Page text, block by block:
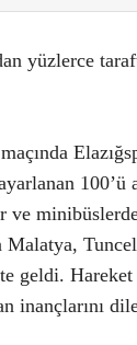
yüzlerce
100’ü
ve
geldi.
inançlarını